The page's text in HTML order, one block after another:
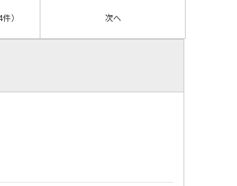
） 次へ